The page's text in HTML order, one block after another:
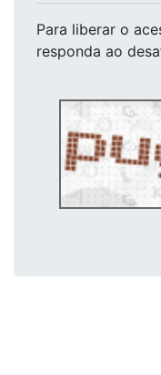
Para liberar o
responda ao